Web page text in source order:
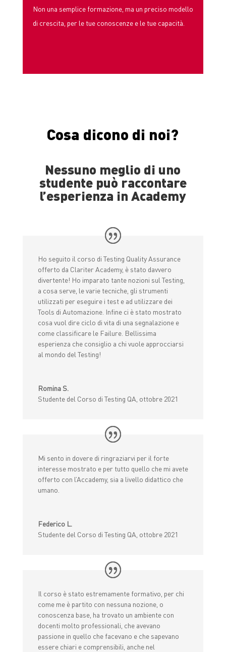
Non una semplice formazione, ma un preciso modello
di crescita, per le tue conoscenze e le tue capacità.
Cosa dicono di noi?
Nessuno meglio di uno
studente può raccontare
l’esperienza in Academy
Ho seguito il corso di Testing Quality Assurance
offerto da Clariter Academy, è stato davvero
divertente! Ho imparato tante nozioni sul Testing,
a cosa serve, le varie tecniche, gli strumenti
utilizzati per eseguire i test e ad utilizzare dei
Tools di Automazione. Infine ci è stato mostrato
cosa vuol dire ciclo di vita di una segnalazione e
come classificare le Failure. Bellissima
esperienza che consiglio a chi vuole approcciarsi
al mondo del Testing!
Romina S.
Studente del Corso di Testing QA, ottobre 2021
Mi sento in dovere di ringraziarvi per il forte
interesse mostrato e per tutto quello che mi avete
offerto con l’Accademy, sia a livello didattico che
umano.
Federico L.
Studente del Corso di Testing QA, ottobre 2021
Il corso è stato estremamente formativo, per chi
come me è partito con nessuna nozione, o
conoscenza base, ha trovato un ambiente con
docenti molto professionali, che avevano
passione in quello che facevano e che sapevano
essere chiari e comprensibili, anche nel